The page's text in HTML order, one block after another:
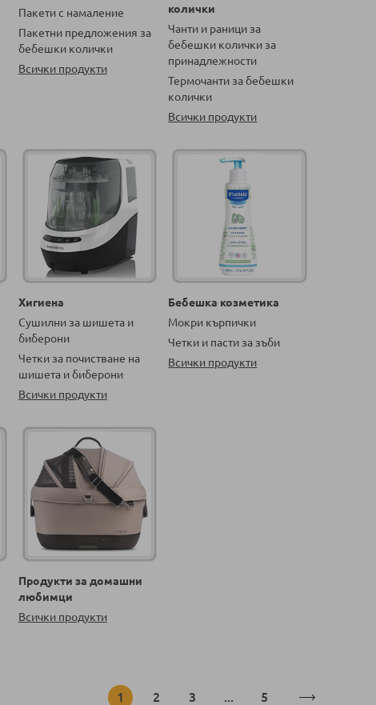
Пакети с намаление
Пакетни предложения за
бебешки колички
Всички продукти
колички
Чанти и раници за
бебешки колички за
принадлежности
Термочанти за бебешки
колички
Всички продукти
Хигиена
Сушилни за шишета и
биберони
Четки за почистване на
шишета и биберони
Всички продукти
Бебешка козметика
Мокри кърпички
Четки и пасти за зъби
Всички продукти
Продукти за домашни
любимци
Всички продукти
Страница
В момента четете страница
1 Страница
2 Страница
3 ... Страница
5